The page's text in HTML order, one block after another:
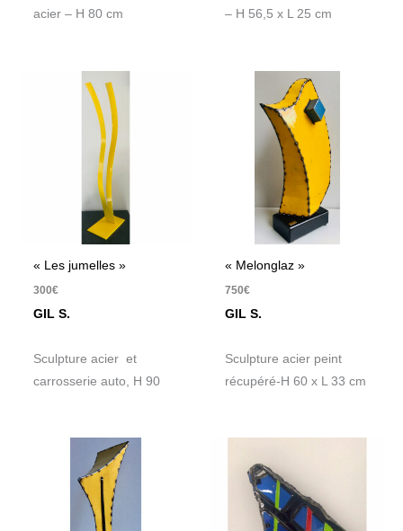
acier – H 80 cm
– H 56,5 x L 25 cm
« Les jumelles »
300€
GIL S.
Sculpture acier et
carrosserie auto, H 90
« Melonglaz »
750€
GIL S.
Sculpture acier peint
récupéré-H 60 x L 33 cm